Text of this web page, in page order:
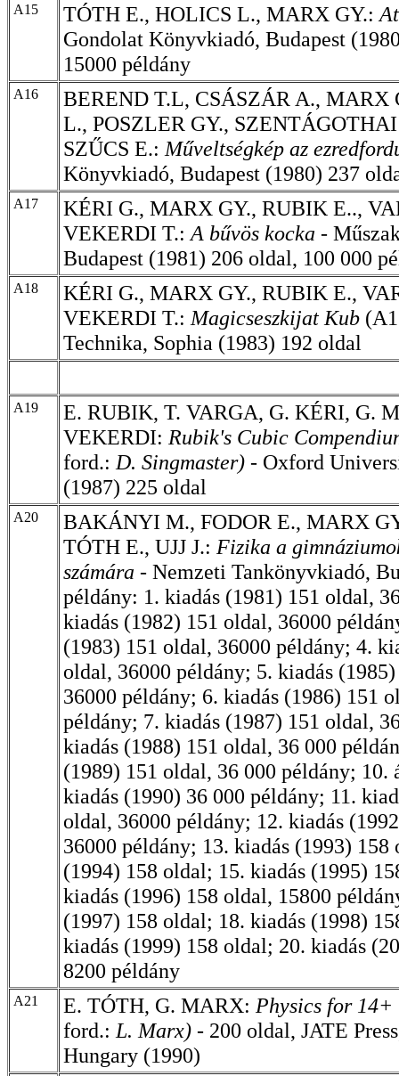
A15 TÓTH E., HOLICS L., MARX GY.:
Gondolat Könyvkiadó, Budapest
15000 példány
A16
BEREND T.L, CSÁSZÁR A., MARX
L., POSZLER GY., SZENTÁGOTHAI
SZŰCS E.: Műveltségkép az
Könyvkiadó, Budapest (1980) 237
A17
KÉRI G., MARX GY., RUBIK E..,
VEKERDI T.: A bűvös kocka -
Budapest (1981) 206 oldal, 100 000
A18
KÉRI G., MARX GY., RUBIK E.,
VEKERDI T.: Magicseszkijat Kub
Technika, Sophia (1983) 192 oldal
A19
E. RUBIK, T. VARGA, G. KÉRI, G.
VEKERDI: Rubik's Cubic
ford.: D. Singmaster) - Oxford
(1987) 225 oldal
A20
BAKÁNYI M., FODOR E., MARX
TÓTH E., UJJ J.: Fizika a
számára - Nemzeti Tankönyvkiadó,
példány: 1. kiadás (1981) 151 oldal,
kiadás (1982) 151 oldal, 36000
(1983) 151 oldal, 36000 példány; 4.
oldal, 36000 példány; 5. kiadás
36000 példány; 6. kiadás (1986) 151
példány; 7. kiadás (1987) 151 oldal,
kiadás (1988) 151 oldal, 36 000
(1989) 151 oldal, 36 000 példány; 10.
kiadás (1990) 36 000 példány; 11.
oldal, 36000 példány; 12. kiadás
36000 példány; 13. kiadás (1993) 158
(1994) 158 oldal; 15. kiadás (1995)
kiadás (1996) 158 oldal, 15800
(1997) 158 oldal; 18. kiadás (1998)
kiadás (1999) 158 oldal; 20. kiadás
8200 példány
A21 E. TÓTH, G. MARX: Physics for 14+
ford.: L. Marx) - 200 oldal, JATE
Hungary (1990)